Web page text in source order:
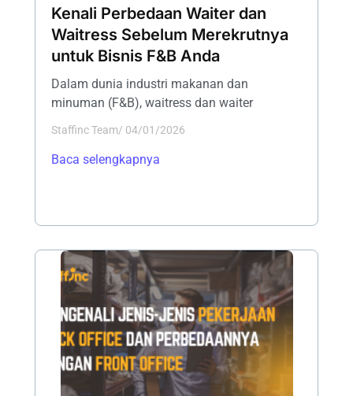
Kenali Perbedaan Waiter dan
Waitress Sebelum Merekrutnya
untuk Bisnis F&B Anda
Dalam dunia industri makanan dan
minuman (F&B), waitress dan waiter
Staffinc Team/ 04/01/2026
Baca selengkapnya